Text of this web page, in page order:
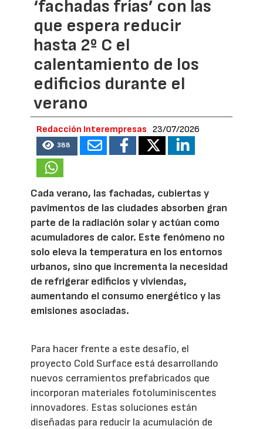
‘fachadas frías’ con las
que espera reducir
hasta 2º C el
calentamiento de los
edificios durante el
verano
Redacción Interempresas 23/07/2026
388
Cada verano, las fachadas, cubiertas y
pavimentos de las ciudades absorben gran
parte de la radiación solar y actúan como
acumuladores de calor. Este fenómeno no
solo eleva la temperatura en los entornos
urbanos, sino que incrementa la necesidad
de refrigerar edificios y viviendas,
aumentando el consumo energético y las
emisiones asociadas.
Para hacer frente a este desafío, el
proyecto Cold Surface está desarrollando
nuevos cerramientos prefabricados que
incorporan materiales fotoluminiscentes
innovadores. Estas soluciones están
diseñadas para reducir la acumulación de